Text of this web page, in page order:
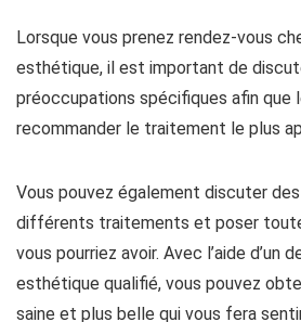
Lorsque vous prenez rendez-vous
esthétique, il est important de
préoccupations spécifiques afin que
recommander le traitement le plus
Vous pouvez également discuter
différents traitements et poser
vous pourriez avoir. Avec l’aide d’un
esthétique qualifié, vous pouvez
saine et plus belle qui vous fera